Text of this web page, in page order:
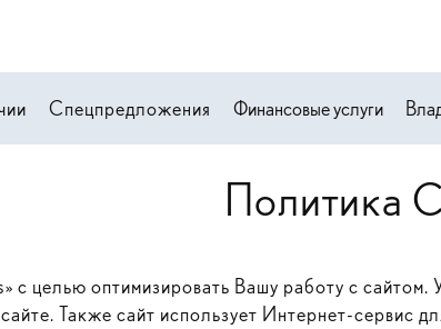
Спецпредложения Финансовые услуги
Политика
с целью оптимизировать Вашу работу с
Также сайт использует Интернет-сервис